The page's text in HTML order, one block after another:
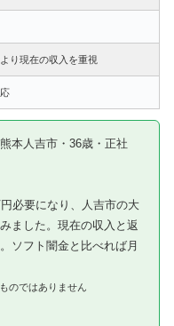
り現在の収入を重視
熊本人吉市・36歳・正社
必要になり、人吉市の大
ました。現在の収入と返
ソフト闇金と比べれば月
のではありません